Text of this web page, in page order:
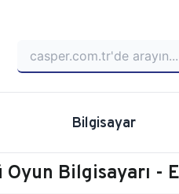
Bilgisayar
Bilgisayarı -